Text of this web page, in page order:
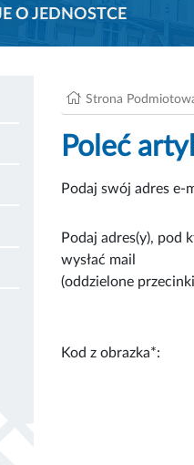
O JEDNOSTCE
Strona
Poleć
Podaj swój adres e-
Podaj adres(y), pod
wysłać mail
(oddzielone
Kod z obrazka*: